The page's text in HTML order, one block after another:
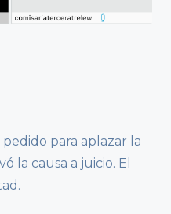
para aplazar la
la causa a juicio. El